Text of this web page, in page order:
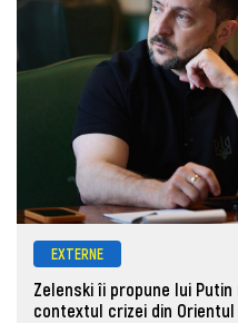
EXTERNE
Zelenski îi propune lui
contextul crizei din Orientul